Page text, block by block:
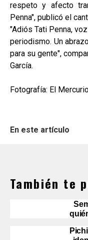
respeto y afecto
Penna", publicó el
"Adiós Tati Penna,
periodismo. Un
para su gente",
García.
Fotografía: El
En este artículo
También te